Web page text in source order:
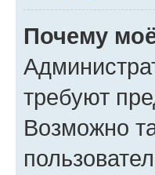
Почему
требуют
Возможно